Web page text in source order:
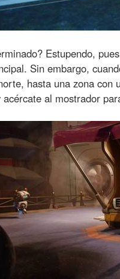
Estupendo,
Sin embargo,
hasta una zona con
acércate al mostrador